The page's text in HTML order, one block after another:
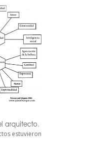
arquitecto.
estuvieron